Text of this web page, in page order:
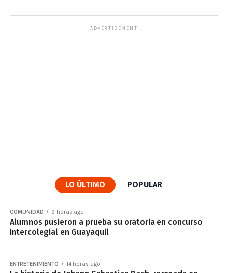
ADVERTISEMENT
LO ÚLTIMO POPULAR
COMUNIDAD 9 horas ago
Alumnos pusieron a prueba su oratoria en concurso
intercolegial en Guayaquil
ENTRETENIMIENTO 14 horas ago